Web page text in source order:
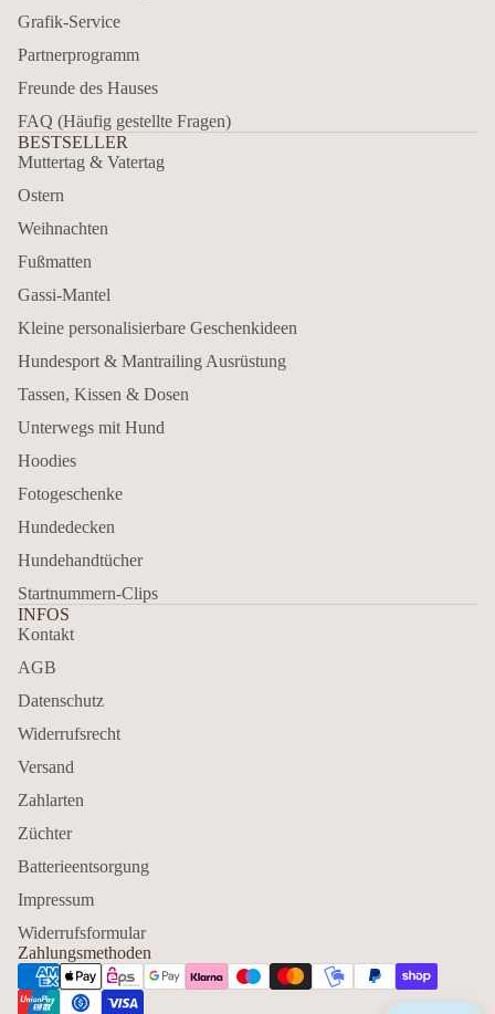
Grafik-Service
Partnerprogramm
Freunde des Hauses
FAQ (Häufig gestellte Fragen)
BESTSELLER
Muttertag & Vatertag
Ostern
Weihnachten
Fußmatten
Gassi-Mantel
Kleine personalisierbare Geschenkideen
Hundesport & Mantrailing Ausrüstung
Tassen, Kissen & Dosen
Unterwegs mit Hund
Hoodies
Fotogeschenke
Hundedecken
Hundehandtücher
Startnummern-Clips
INFOS
Kontakt
AGB
Datenschutz
Widerrufsrecht
Versand
Zahlarten
Züchter
Batterieentsorgung
Impressum
Widerrufsformular
Zahlungsmethoden